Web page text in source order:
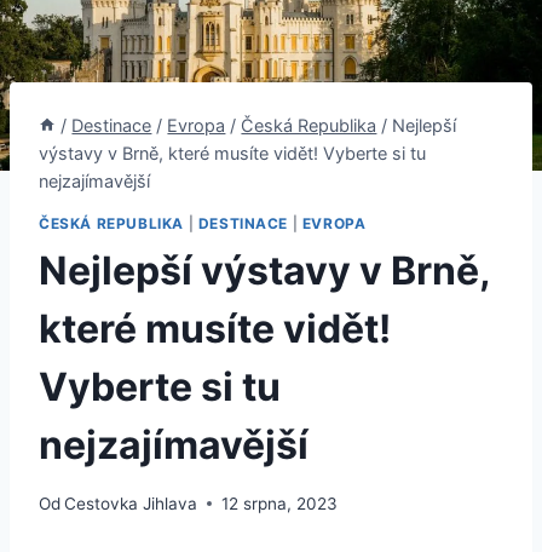
/ Destinace / Evropa / Česká Republika / Nejlepší
výstavy v Brně, které musíte vidět! Vyberte si tu
nejzajímavější
ČESKÁ REPUBLIKA DESTINACE EVROPA
Nejlepší výstavy v Brně,
které musíte vidět!
Vyberte si tu
nejzajímavější
OdCestovka Jihlava 12 srpna, 2023